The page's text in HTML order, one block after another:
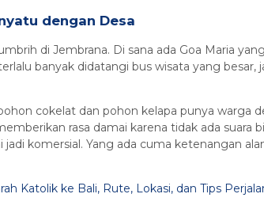
dengan Desa
di Jembrana. Di sana ada Goa Maria
banyak didatangi bus wisata yang besar,
cokelat dan pohon kelapa punya warga
rasa damai karena tidak ada suara
komersial. Yang ada cuma ketenangan
Katolik ke Bali, Rute, Lokasi, dan Tips